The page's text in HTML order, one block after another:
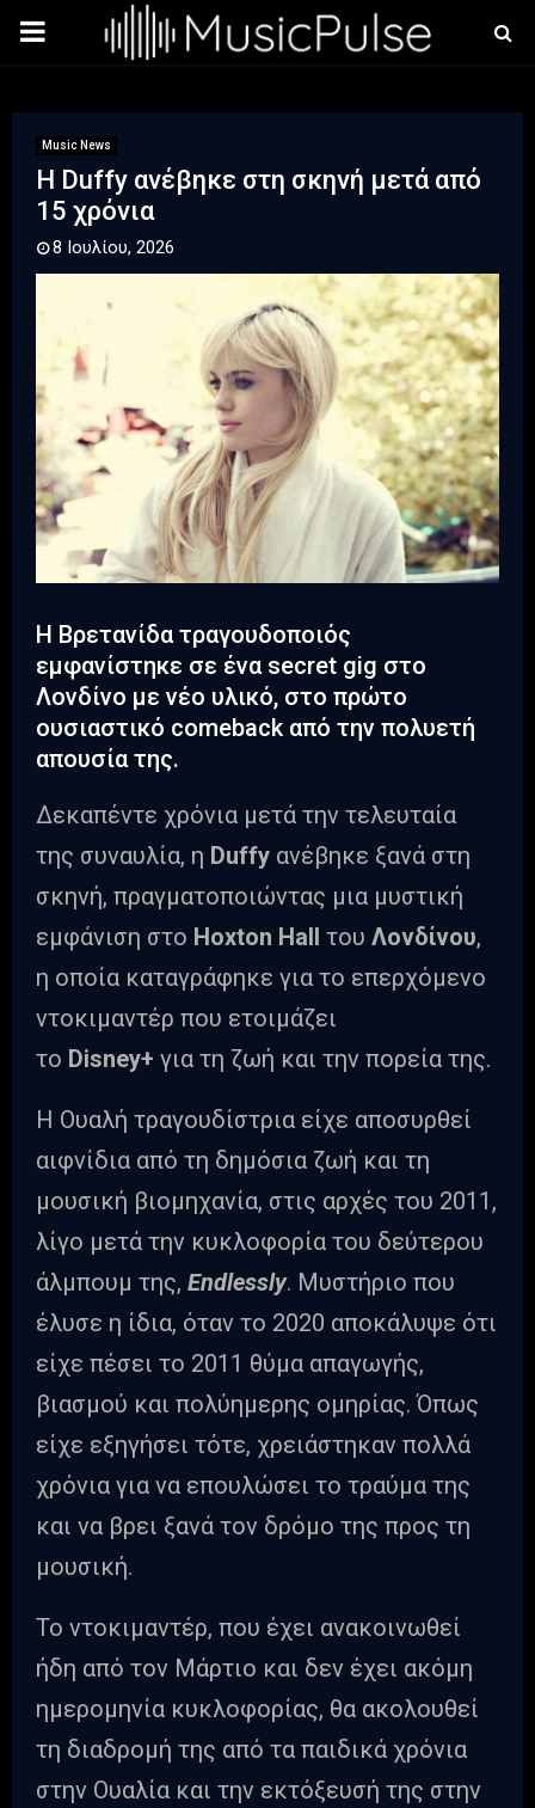
PRIMARY
Music News
Η Duffy ανέβηκε στη σκηνή μετά από
15 χρόνια
8 Ιουλίου, 2026
Η Βρετανίδα τραγουδοποιός
εμφανίστηκε σε ένα secret gig στο
Λονδίνο με νέο υλικό, στο πρώτο
ουσιαστικό comeback από την πολυετή
απουσία της.
Δεκαπέντε χρόνια μετά την τελευταία
της συναυλία, η Duffy ανέβηκε ξανά στη
σκηνή, πραγματοποιώντας μια μυστική
εμφάνιση στο Hoxton Hall του Λονδίνου,
η οποία καταγράφηκε για το επερχόμενο
ντοκιμαντέρ που ετοιμάζει
το Disney+ για τη ζωή και την πορεία της.
Η Ουαλή τραγουδίστρια είχε αποσυρθεί
αιφνίδια από τη δημόσια ζωή και τη
μουσική βιομηχανία, στις αρχές του 2011,
λίγο μετά την κυκλοφορία του δεύτερου
άλμπουμ της, Endlessly. Μυστήριο που
έλυσε η ίδια, όταν το 2020 αποκάλυψε ότι
είχε πέσει το 2011 θύμα απαγωγής,
βιασμού και πολύημερης ομηρίας. Όπως
είχε εξηγήσει τότε, χρειάστηκαν πολλά
χρόνια για να επουλώσει το τραύμα της
και να βρει ξανά τον δρόμο της προς τη
μουσική.
Το ντοκιμαντέρ, που έχει ανακοινωθεί
ήδη από τον Μάρτιο και δεν έχει ακόμη
ημερομηνία κυκλοφορίας, θα ακολουθεί
τη διαδρομή της από τα παιδικά χρόνια
στην Ουαλία και την εκτόξευσή της στην